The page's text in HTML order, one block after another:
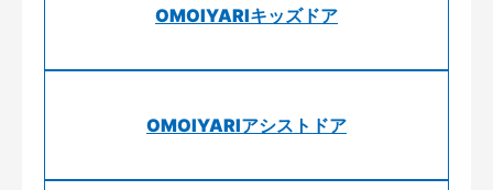
OMOIYARIキッズドア
OMOIYARIアシストドア